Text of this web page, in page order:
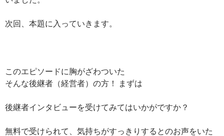
次回、本題に入っていきます。
このエピソードに胸がざわついた
そんな後継者（経営者）の方！ まずは
後継者インタビューを受けてみてはいかがですか？
無料で受けられて、気持ちがすっきりするとのお声をいた